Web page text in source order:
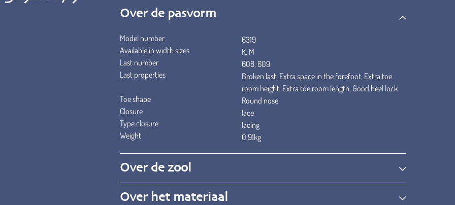
Over de pasvorm
Model number
6319
Available in width sizes
K, M
Last number
608, 609
Last properties
Broken last, Extra space in the forefoot, Extra toe
room height, Extra toe room length, Good heel lock
Toe shape
Round nose
Closure
lace
Type closure
lacing
Weight
0,91kg
Over de zool
Over het materiaal